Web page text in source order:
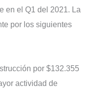
en el Q1 del 2021. La
por los siguientes
por $132.355
actividad de